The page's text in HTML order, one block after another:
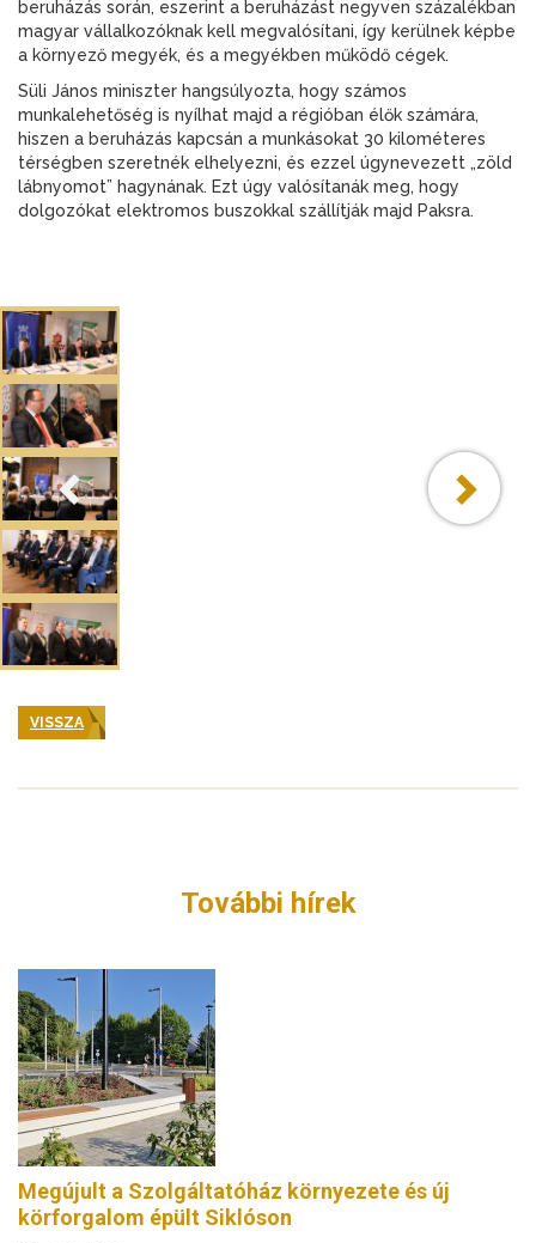
beruházás során, eszerint a beruházást negyven százalékban
magyar vállalkozóknak kell megvalósítani, így kerülnek képbe
a környező megyék, és a megyékben működő cégek.
Süli János miniszter hangsúlyozta, hogy számos
munkalehetőség is nyílhat majd a régióban élők számára,
hiszen a beruházás kapcsán a munkásokat 30 kilométeres
térségben szeretnék elhelyezni, és ezzel úgynevezett „zöld
lábnyomot” hagynának. Ezt úgy valósítanák meg, hogy
dolgozókat elektromos buszokkal szállítják majd Paksra.
VISSZA
További hírek
Megújult a Szolgáltatóház környezete és új
körforgalom épült Siklóson